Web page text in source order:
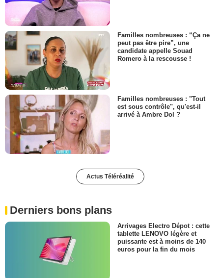
Familles nombreuses : “Ça ne
peut pas être pire”, une
candidate appelle Souad
Romero à la rescousse !
Familles nombreuses : "Tout
est sous contrôle", qu'est-il
arrivé à Ambre Dol ?
Actus Téléréalité
Derniers bons plans
Arrivages Electro Dépot : cette
tablette LENOVO légère et
puissante est à moins de 140
euros pour la fin du mois